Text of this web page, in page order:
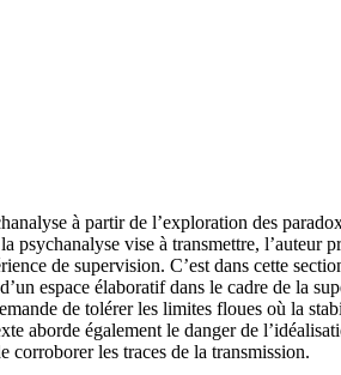
à partir de l’exploration des
psychanalyse vise à transmettre,
de supervision. C’est dans cette
espace élaboratif dans le cadre de la
de tolérer les limites floues où la
aborde également le danger de
corroborer les traces de la transmission.